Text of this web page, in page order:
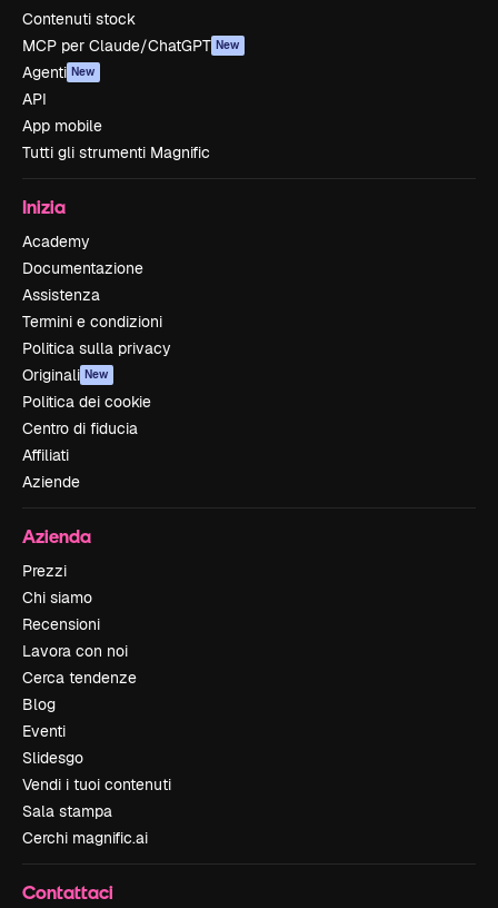
Contenuti stock
MCP per Claude/ChatGPT New
Agenti New
API
App mobile
Tutti gli strumenti Magnific
Inizia
Academy
Documentazione
Assistenza
Termini e condizioni
Politica sulla privacy
Originali New
Politica dei cookie
Centro di fiducia
Affiliati
Aziende
Azienda
Prezzi
Chi siamo
Recensioni
Lavora con noi
Cerca tendenze
Blog
Eventi
Slidesgo
Vendi i tuoi contenuti
Sala stampa
Cerchi magnific.ai
Contattaci